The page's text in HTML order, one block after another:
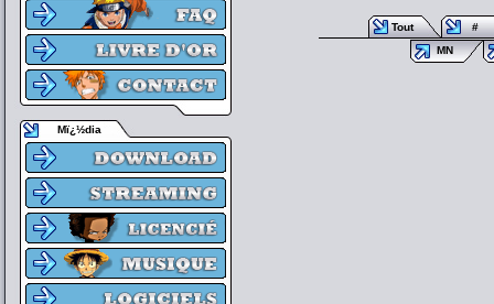
Mï¿½dia
Tout
#
MN